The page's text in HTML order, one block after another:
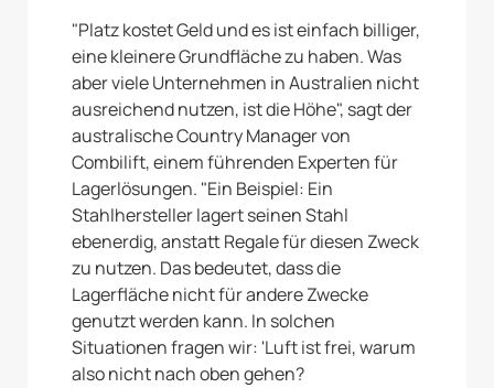
"Platz kostet Geld und es ist einfach billiger,
eine kleinere Grundfläche zu haben. Was
aber viele Unternehmen in Australien nicht
ausreichend nutzen, ist die Höhe", sagt der
australische Country Manager von
Combilift, einem führenden Experten für
Lagerlösungen. "Ein Beispiel: Ein
Stahlhersteller lagert seinen Stahl
ebenerdig, anstatt Regale für diesen Zweck
zu nutzen. Das bedeutet, dass die
Lagerfläche nicht für andere Zwecke
genutzt werden kann. In solchen
Situationen fragen wir: 'Luft ist frei, warum
also nicht nach oben gehen?